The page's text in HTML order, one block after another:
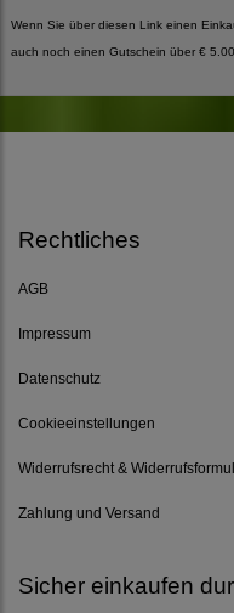
Wenn Sie über diesen Link einen
auch noch einen Gutschein über €
Rechtliches
AGB
Impressum
Datenschutz
Cookieeinstellungen
Widerrufsrecht &
Zahlung und Versand
Sicher einkaufen